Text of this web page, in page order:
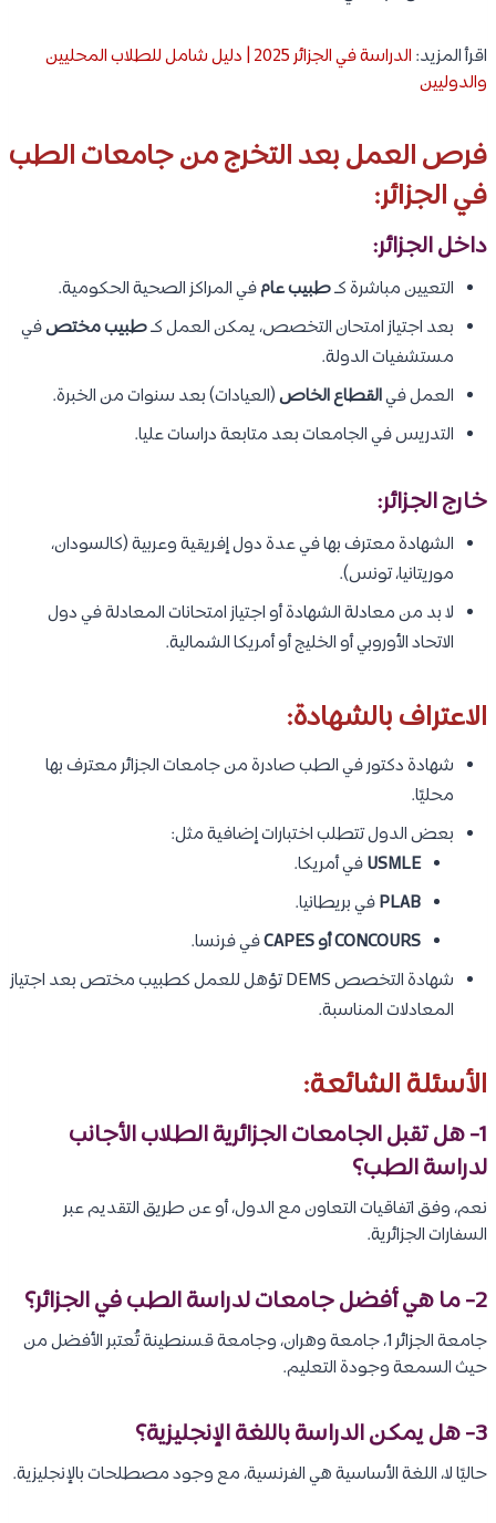
اقرأ المزيد:
الدراسة في الجزائر 2025 | دليل شامل للطلاب المحليين
والدوليين
فرص العمل بعد التخرج من جامعات الطب
في الجزائر:
داخل الجزائر:
التعيين مباشرة كـطبيب عامفي المراكز الصحية الحكومية.
بعد اجتياز امتحان التخصص، يمكن العمل كـطبيب مختصفي
مستشفيات الدولة.
العمل فيالقطاع الخاص(العيادات) بعد سنوات من الخبرة.
التدريس في الجامعات بعد متابعة دراسات عليا.
خارج الجزائر:
الشهادة معترف بها في عدة دول إفريقية وعربية (كالسودان،
موريتانيا، تونس).
لا بد من معادلة الشهادة أو اجتياز امتحانات المعادلة في دول
الاتحاد الأوروبي أو الخليج أو أمريكا الشمالية.
الاعتراف بالشهادة:
شهادة دكتور في الطب صادرة من جامعات الجزائر معترف بها
محليًا.
بعض الدول تتطلب اختبارات إضافية مثل:
USMLEفي أمريكا.
PLABفي بريطانيا.
CONCOURS أو CAPES
في فرنسا.
شهادة التخصص DEMS تؤهل للعمل كطبيب مختص بعد اجتياز
المعادلات المناسبة.
الأسئلة الشائعة:
1- هل تقبل الجامعات الجزائرية الطلاب الأجانب
لدراسة الطب؟
نعم، وفق اتفاقيات التعاون مع الدول، أو عن طريق التقديم عبر
السفارات الجزائرية.
2- ما هي أفضل جامعات لدراسة الطب في الجزائر؟
جامعة الجزائر 1، جامعة وهران، وجامعة قسنطينة تُعتبر الأفضل من
حيث السمعة وجودة التعليم.
3- هل يمكن الدراسة باللغة الإنجليزية؟
حاليًا لا، اللغة الأساسية هي الفرنسية، مع وجود مصطلحات بالإنجليزية.